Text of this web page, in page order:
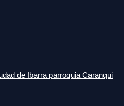
de Ibarra parroquia Caranqui